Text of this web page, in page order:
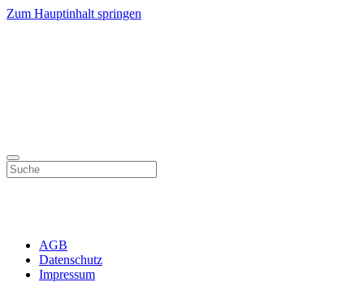
Zum Hauptinhalt springen
AGB
Datenschutz
Impressum